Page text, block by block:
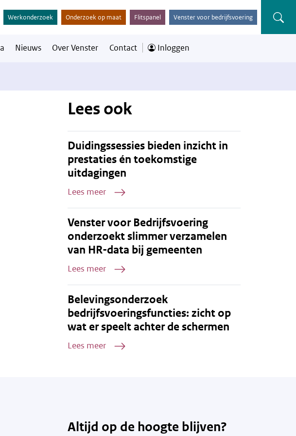
Werkonderzoek Onderzoek op maat Flitspanel Venster voor bedrijfsvoering
Nieuws Over Venster Contact Inloggen
Lees ook
Duidingssessies bieden inzicht in
prestaties én toekomstige
uitdagingen
Lees meer
Venster voor Bedrijfsvoering
onderzoekt slimmer verzamelen
van HR-data bij gemeenten
Lees meer
Belevingsonderzoek
bedrijfsvoeringsfuncties: zicht op
wat er speelt achter de schermen
Lees meer
Altijd op de hoogte blijven?